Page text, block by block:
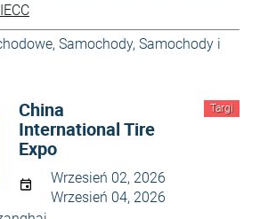
, Samochody, Samochody i
Targi
China
International Tire
Expo
Wrzesień 02, 2026
Wrzesień 04, 2026